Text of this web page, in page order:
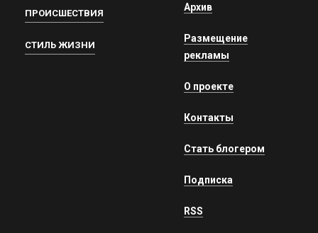
ПРОИСШЕСТВИЯ
СТИЛЬ ЖИЗНИ
Архив
Размещение
рекламы
О проекте
Контакты
Стать блогером
Подписка
RSS